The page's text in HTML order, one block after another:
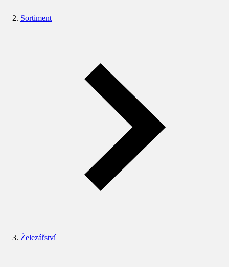
Sortiment
Železářství